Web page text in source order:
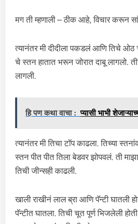
मग ती म्हणाली – ठीक आहे, विचार करून
त्यानंतर मी दीदीला पकडलं आणि तिचे ओठ
चे स्तन हातात भरून जोरात दाबू लागलो.
लागली.
हि पण कथा वाचा : प्यासी भाभी
त्यानंतर मी तिचा टॉप काढला. तिच्या
स्तन पीत पीत तिला बेडवर झोपवलं. ती
तिची जीन्सही काढली.
खाली राखीनं लाल ब्रा आणि पॅन्टी घातली
पॅन्टीत घातला. तिची चूत पूर्ण भिजलेली